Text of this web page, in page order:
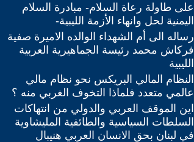
على طاولة رعاة السلام- مبادرة السلام
اليمنية لحل وانهاء الأزمة الليبية-
رساله الى أم الشهداء الوالده الاميرة صفية
فركاش محمد رئيسة الجماهيرية العربية
الليبية
النظام المالي البريكس نحو نظام مالي
عالمي متعدد فلماذا التخوف الغربي منه ؟
اين الموقف العربي والدولي من انتهاكات
السلطات السياسية والطائفية المليشاوية
في لبنان بحق الانسان العربي هنيبال